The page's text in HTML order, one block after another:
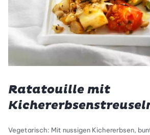
Ratatouille mit
Vegetarisch: Mit nussigen Kichererbsen,